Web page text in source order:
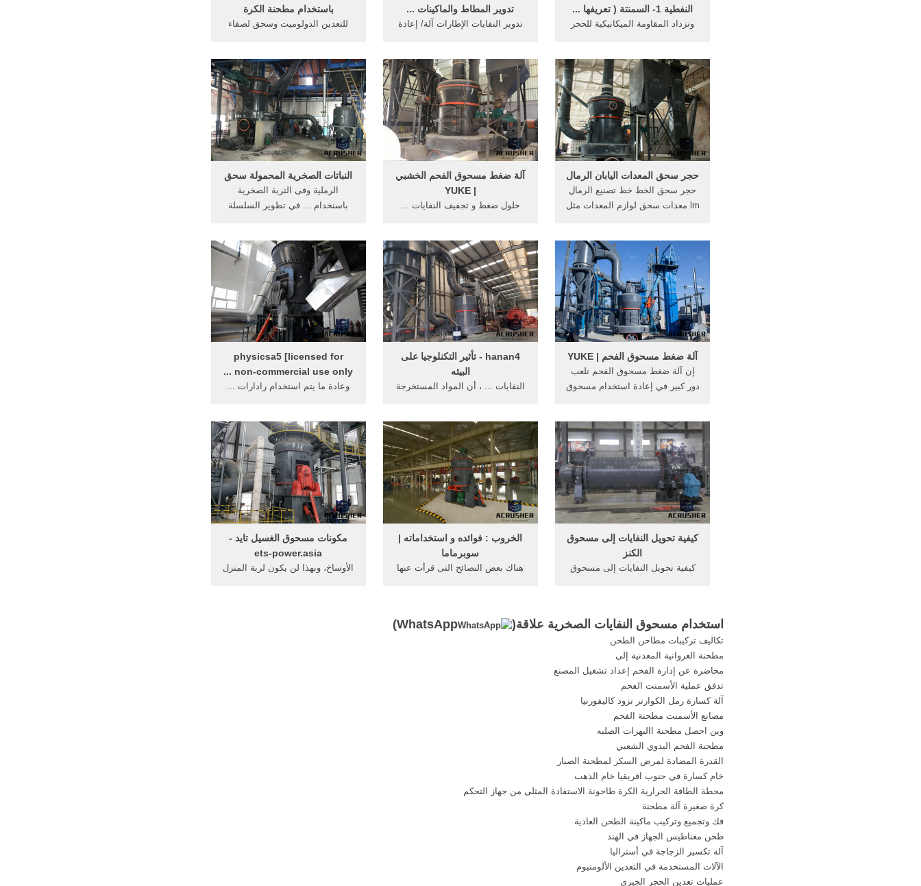
باستخدام مطحنة الكرة
للتعدين الدولوميت وسحق لصفاء
تدوير المطاط والماكينات ...
تدوير النفايات الإطارات آلة/ إعادة
النفطية 1- السمنتة ( تعريفها ...
وتزداد المقاومة الميكانيكية للحجر
...
النباتات الصخرية المحمولة سحق
الرملية وفى التربة الصخرية
باسنخدام ... في تطوير السلسلة
آلة ضغط مسحوق الفحم الخشبي
| YUKE
حلول ضغط و تجفيف النفايات ...
...
حجر سحق المعدات اليابان الرمال
حجر سحق الخط خط تصنيع الرمال
lm معدات سحق لوازم المعدات مثل
physicsa5 [licensed for
non-commercial use only ...
وعادة ما يتم استخدام رادارات ...
hanan4 - تأثير التكنلوجيا على
البيئه
النفايات ... ، أن المواد المستخرجة
...
آلة ضغط مسحوق الفحم | YUKE
إن آلة ضغط مسحوق الفحم تلعب
دور كبير في إعادة استخدام مسحوق
مكونات مسحوق الغسيل تايد -
ets-power.asia
الأوساخ، وبهذا لن يكون لربة المنزل
الخروب : فوائده و استخداماته |
سوبرماما
هناك بعض النصائح التى قرأت عنها
كيفية تحويل النفايات إلى مسحوق
الكنز
كيفية تحويل النفايات إلى مسحوق
استخدام مسحوق النفايات الصخرية علاقة( WhatsApp
)
تكاليف تركيبات مطاحن الطحن
مطحنة الغروانية المعدنية إلى
محاضرة عن إدارة الفحم إعداد تشغيل المصنع
تدفق عملية الأسمنت الفحم
آلة كسارة رمل الكوارتز تزود كاليفورنيا
مصانع الأسمنت مطحنة الفحم
وين احصل مطحنة االبهرات الصلبه
مطحنة الفحم اليدوي الشعبي
القدرة المضادة لمرض السكر لمطحنة الصبار
خام كسارة في جنوب افريقيا خام الذهب
محطة الطاقة الحرارية الكرة طاحونة الاستفادة المثلى من جهاز التحكم
كرة صغيرة آلة مطحنة
فك وتجميع وتركيب ماكينة الطحن العادية
طحن مغناطيس الجهاز في الهند
آلة تكسير الزجاجة في أستراليا
الآلات المستخدمة في التعدين الألومنيوم
عمليات تعدين الحجر الجيري